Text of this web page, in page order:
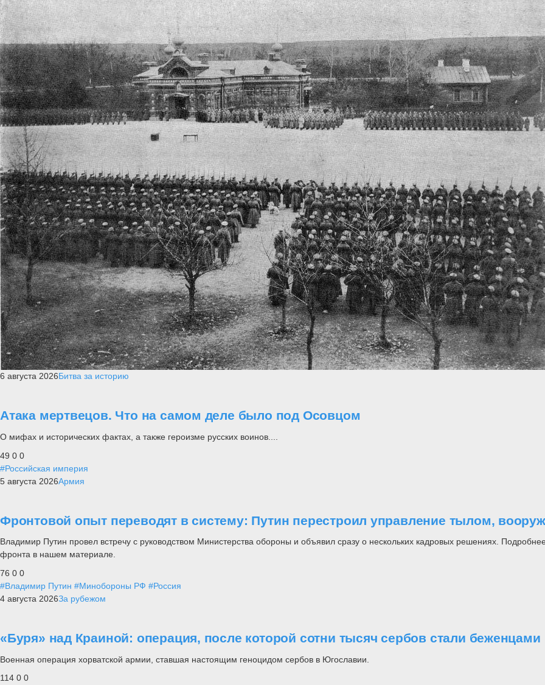
6 августа 2026Битва за историю
Атака мертвецов. Что на самом деле было под Осовцом
О мифах и исторических фактах, а также героизме русских воинов....
49 0 0
#Российская империя
5 августа 2026Армия
Фронтовой опыт переводят в систему: Путин перестроил управление тылом,
Владимир Путин провел встречу с руководством Министерства обороны и объявил сразу о нескольких кадровых решениях.
фронта в нашем материале.
76 0 0
#Владимир Путин #Минобороны РФ #Россия
4 августа 2026За рубежом
«Буря» над Краиной: операция, после которой сотни тысяч сербов стали беженцами
Военная операция хорватской армии, ставшая настоящим геноцидом сербов в Югославии.
114 0 0